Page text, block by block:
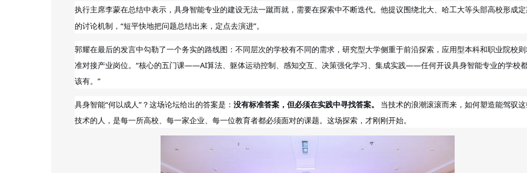
执行主席李蒙在总结中表示，具身智能专业的建设无法一蹴而就，需要在探索中不断迭代。他提议围绕北大、哈工大等头部高校形成定
的讨论机制，“短平快地把问题总结出来，定点去演进”。
郭耀在最后的发言中勾勒了一个务实的路线图：不同层次的学校有不同的需求，研究型大学侧重于前沿探索，应用型本科和职业院校
准对接产业岗位。“核心的五门课——AI算法、躯体运动控制、感知交互、决策强化学习、集成实践——任何开设具身智能专业的学校
该有。”
具身智能“何以成人”？这场论坛给出的答案是： 没有标准答案，但必须在实践中寻找答案。
当技术的浪潮滚滚而来，如何塑造能驾驭
技术的人，是每一所高校、每一家企业、每一位教育者都必须面对的课题。这场探索，才刚刚开始。